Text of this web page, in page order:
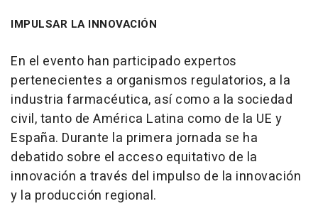
IMPULSAR LA INNOVACIÓN
En el evento han participado expertos
pertenecientes a organismos regulatorios, a la
industria farmacéutica, así como a la sociedad
civil, tanto de América Latina como de la UE y
España. Durante la primera jornada se ha
debatido sobre el acceso equitativo de la
innovación a través del impulso de la innovación
y la producción regional.